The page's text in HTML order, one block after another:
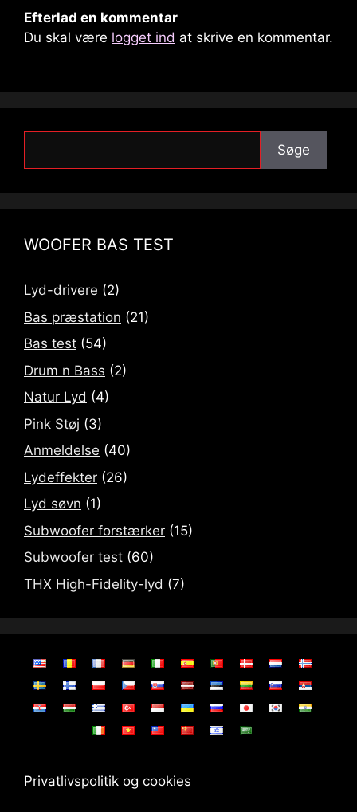
Efterlad en kommentar
Du skal være logget ind at skrive en kommentar.
Søge
WOOFER BAS TEST
Lyd-drivere (2)
Bas præstation (21)
Bas test (54)
Drum n Bass (2)
Natur Lyd (4)
Pink Støj (3)
Anmeldelse (40)
Lydeffekter (26)
Lyd søvn (1)
Subwoofer forstærker (15)
Subwoofer test (60)
THX High-Fidelity-lyd (7)
Privatlivspolitik og cookies